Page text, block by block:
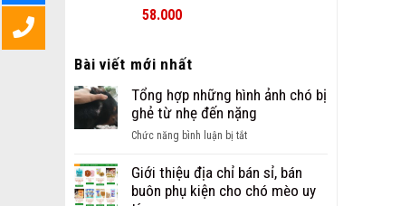
58.000
Bài viết mới nhất
Tổng hợp những hình ảnh chó bị
ghẻ từ nhẹ đến nặng
Chức năng bình luận bị tắtở
hợp
những
Giới thiệu địa chỉ bán sỉ, bán
buôn phụ kiện cho chó mèo uy